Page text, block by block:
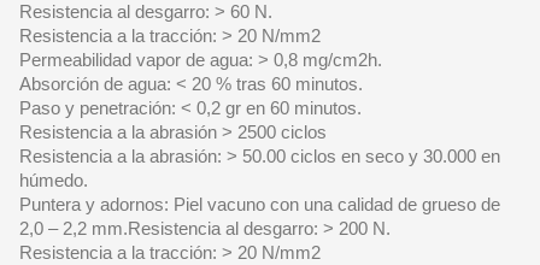
Resistencia al desgarro: > 60 N.
Resistencia a la tracción: > 20 N/mm2
Permeabilidad vapor de agua: > 0,8 mg/cm2h.
Absorción de agua: < 20 % tras 60 minutos.
Paso y penetración: < 0,2 gr en 60 minutos.
Resistencia a la abrasión > 2500 ciclos
Resistencia a la abrasión: > 50.00 ciclos en seco y 30.000 en
húmedo.
Puntera y adornos: Piel vacuno con una calidad de grueso de
2,0 – 2,2 mm.Resistencia al desgarro: > 200 N.
Resistencia a la tracción: > 20 N/mm2